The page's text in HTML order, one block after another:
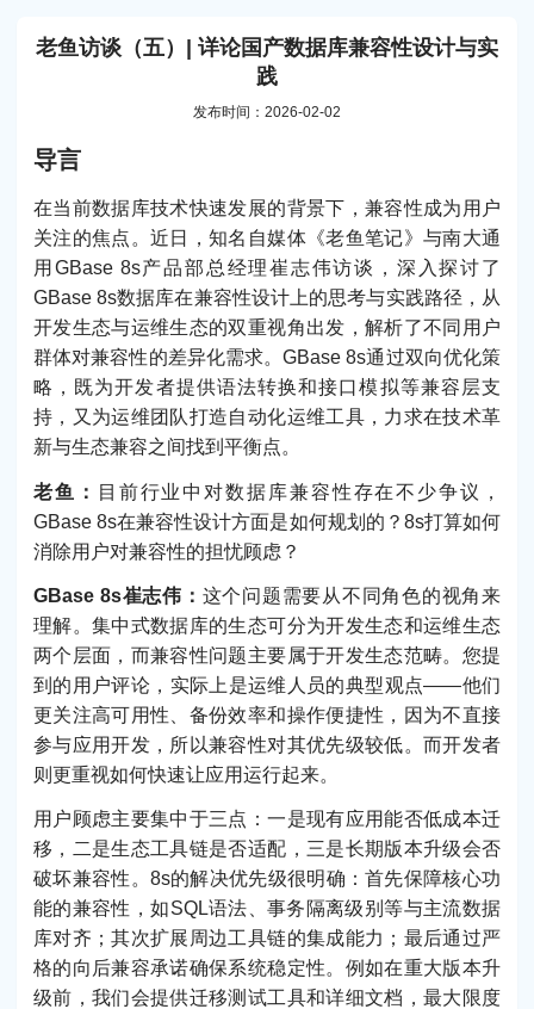
老鱼访谈（五）| 详论国产数据库兼容性设计与实
践
发布时间：2026-02-02
导言
在当前数据库技术快速发展的背景下，兼容性成为用户
关注的焦点。近日，知名自媒体《老鱼笔记》与南大通
用GBase 8s产品部总经理崔志伟访谈，深入探讨了
GBase 8s数据库在兼容性设计上的思考与实践路径，从
开发生态与运维生态的双重视角出发，解析了不同用户
群体对兼容性的差异化需求。GBase 8s通过双向优化策
略，既为开发者提供语法转换和接口模拟等兼容层支
持，又为运维团队打造自动化运维工具，力求在技术革
新与生态兼容之间找到平衡点。
老鱼：
目前行业中对数据库兼容性存在不少争议，
GBase 8s在兼容性设计方面是如何规划的？8s打算如何
消除用户对兼容性的担忧顾虑？
GBase 8s崔志伟： 这个问题需要从不同角色的视角来
理解。集中式数据库的生态可分为开发生态和运维生态
两个层面，而兼容性问题主要属于开发生态范畴。您提
到的用户评论，实际上是运维人员的典型观点——他们
更关注高可用性、备份效率和操作便捷性，因为不直接
参与应用开发，所以兼容性对其优先级较低。而开发者
则更重视如何快速让应用运行起来。
用户顾虑主要集中于三点：一是现有应用能否低成本迁
移，二是生态工具链是否适配，三是长期版本升级会否
破坏兼容性。8s的解决优先级很明确：首先保障核心功
能的兼容性，如SQL语法、事务隔离级别等与主流数据
库对齐；其次扩展周边工具链的集成能力；最后通过严
格的向后兼容承诺确保系统稳定性。例如在重大版本升
级前，我们会提供迁移测试工具和详细文档，最大限度